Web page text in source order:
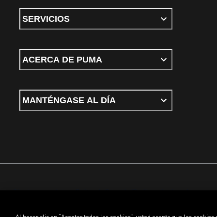
SERVICIOS
ACERCA DE PUMA
MANTÉNGASE AL DÍA
Términos y condiciones Política de PrivacidadConfigurador de cookies